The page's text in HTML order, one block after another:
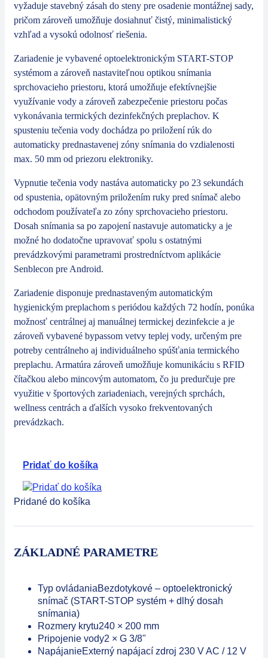
vyžaduje stavebný zásah do steny pre osadenie montážnej sady,
pričom zároveň umožňuje dosiahnuť čistý, minimalistický
vzhľad a vysokú odolnosť riešenia.
Zariadenie je vybavené optoelektronickým START-STOP
systémom a zároveň nastaviteľnou optikou snímania
sprchovacieho priestoru, ktorá umožňuje efektívnejšie
využívanie vody a zároveň zabezpečenie priestoru počas
vykonávania termických dezinfekčných preplachov. K
spusteniu tečenia vody dochádza po priložení rúk do
automaticky prednastavenej zóny snímania do vzdialenosti
max. 50 mm od priezoru elektroniky.
Vypnutie tečenia vody nastáva automaticky po 23 sekundách
od spustenia, opätovným priložením ruky pred snímač alebo
odchodom používateľa zo zóny sprchovacieho priestoru.
Dosah snímania sa po zapojení nastavuje automaticky a je
možné ho dodatočne upravovať spolu s ostatnými
prevádzkovými parametrami prostredníctvom aplikácie
Senblecon pre Android.
Zariadenie disponuje prednastaveným automatickým
hygienickým preplachom s periódou každých 72 hodín, ponúka
možnosť centrálnej aj manuálnej termickej dezinfekcie a je
zároveň vybavené bypassom vetvy teplej vody, určeným pre
potreby centrálneho aj individuálneho spúšťania termického
preplachu. Armatúra zároveň umožňuje komunikáciu s RFID
čítačkou alebo mincovým automatom, čo ju predurčuje pre
využitie v športových zariadeniach, verejných sprchách,
wellness centrách a ďalších vysoko frekventovaných
prevádzkach.
Pridať do košíka
Pridané do košíka
ZÁKLADNÉ PARAMETRE
Typ ovládaniaBezdotykové – optoelektronický
snímač (START-STOP systém + dlhý dosah
snímania)
Rozmery krytu240 × 200 mm
Pripojenie vody2 × G 3/8"
NapájanieExterný napájací zdroj 230 V AC / 12 V